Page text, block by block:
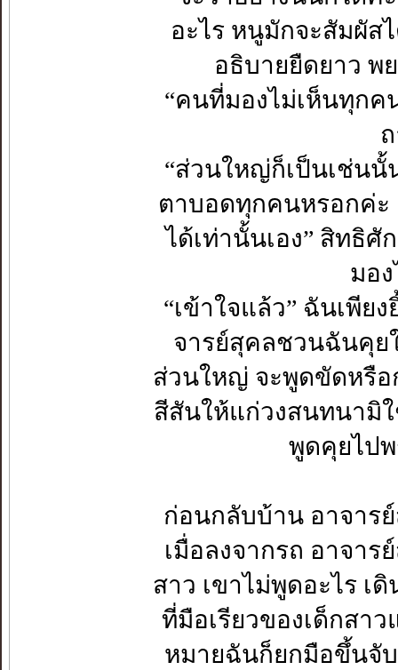
อะไร หนูมักจะสัมผัส
อธิบายยืดยาว พ
“คนที่มองไม่เห็นทุกค
“ส่วนใหญ่ก็เป็นเช่น
ตาบอดทุกคนหรอกค่
ได้เท่านั้นเอง” สิทธิศั
มอ
“เข้าใจแล้ว” ฉันเพีย
จารย์สุคลชวนฉันคุย
ส่วนใหญ่ จะพูดขัดหรือ
สีสันให้แก่วงสนทนามิ
พูดคุยไป
ก่อนกลับบ้าน อาจาร
เมื่อลงจากรถ อาจา
สาว เขาไม่พูดอะไร เ
ที่มือเรียวของเด็กสา
หมายฉันก็ยกมือขึ้นจับ